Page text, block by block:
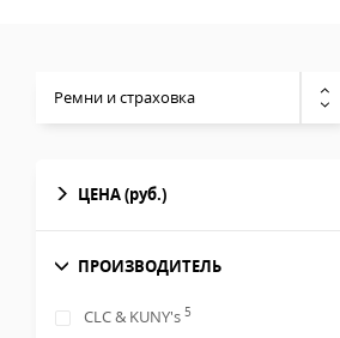
Ремни и страховка
ЦЕНА(руб.)
ПРОИЗВОДИТЕЛЬ
CLC & KUNY's 5